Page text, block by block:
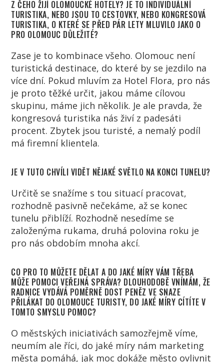
Z ČEHO ŽIJÍ OLOMOUCKÉ HOTELY? JE TO INDIVIDUÁLNÍ
TURISTIKA, NEBO JSOU TO CESTOVKY, NEBO KONGRESOVÁ
TURISTIKA, O KTERÉ SE PŘED PÁR LETY MLUVILO JAKO O
PRO OLOMOUC DŮLEŽITÉ?
Zase je to kombinace všeho. Olomouc není
turistická destinace, do které by se jezdilo na
více dní. Pokud mluvím za Hotel Flora, pro nás
je proto těžké určit, jakou máme cílovou
skupinu, máme jich několik. Je ale pravda, že
kongresová turistika nás živí z padesáti
procent. Zbytek jsou turisté, a nemalý podíl
má firemní klientela.
JE V TUTO CHVÍLI VIDĚT NĚJAKÉ SVĚTLO NA KONCI TUNELU?
Určitě se snažíme s tou situací pracovat,
rozhodně pasivně nečekáme, až se konec
tunelu přiblíží. Rozhodně nesedíme se
založenýma rukama, druhá polovina roku je
pro nás obdobím mnoha akcí.
CO PRO TO MŮŽETE DĚLAT A DO JAKÉ MÍRY VÁM TŘEBA
MŮŽE POMOCI VEŘEJNÁ SPRÁVA? DLOUHODOBĚ VNÍMÁM, ŽE
RADNICE VYDÁVÁ POMĚRNĚ DOST PENĚZ VE SNAZE
PŘILÁKAT DO OLOMOUCE TURISTY, DO JAKÉ MÍRY CÍTÍTE V
TOMTO SMYSLU POMOC?
O městských iniciativách samozřejmě víme,
neumím ale říci, do jaké míry nám marketing
města pomáhá, jak moc dokáže město ovlivnit